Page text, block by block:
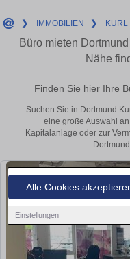
Alle Cookies
Einstellungen
❯ IMMOBILIEN ❯ KURL
Büro mieten
Nähe
Finden Sie hier Ihre
Suchen Sie in Dortmund
eine große Auswahl
Kapitalanlage oder zur